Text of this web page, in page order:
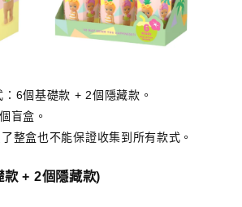
6個基礎款 + 2個隱藏款。
盲盒。
整盒也不能保證收集到所有款式。
+ 2個隱藏款)